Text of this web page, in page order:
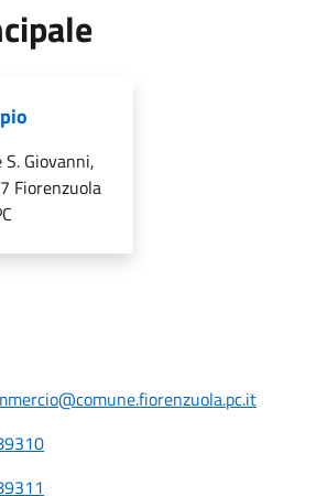
S. Giovanni,
Fiorenzuola